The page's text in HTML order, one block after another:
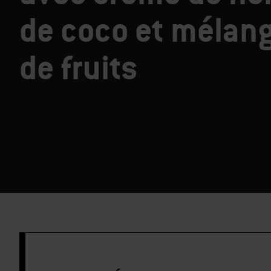
de coco et
de fruits